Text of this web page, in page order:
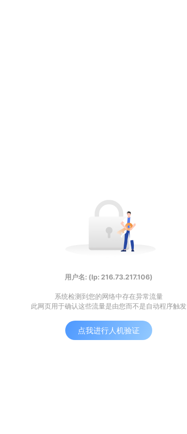
用户名: (Ip: 216.73.217.106)
系统检测到您的网络中存在异常流量
此网页用于确认这些流量是由您而不是自动程序触发
点我进行人机验证